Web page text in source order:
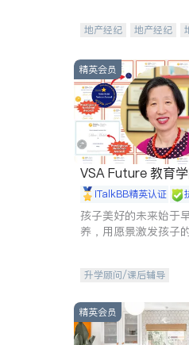
地产经纪 地产经纪
精英会员
VSA Future 教育
iTalkBB精英认证
孩子美好的未来始于
养，用愿景激发孩子
升学顾问/课后辅导
精英会员